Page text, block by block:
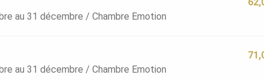
au 31 décembre / Chambre Emotion
au 31 décembre / Chambre Emotion